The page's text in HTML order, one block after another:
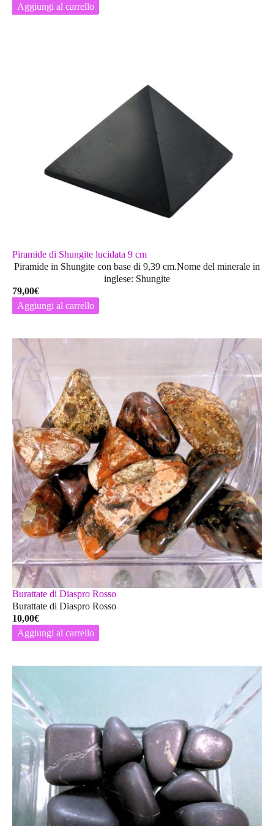
Aggiungi al carrello
Piramide di Shungite lucidata 9 cm
Piramide in Shungite con base di 9,39 cm.Nome del minerale in
inglese: Shungite
79,00€
Aggiungi al carrello
Burattate di Diaspro Rosso
Burattate di Diaspro Rosso
10,00€
Aggiungi al carrello